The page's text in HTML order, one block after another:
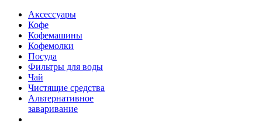
Аксессуары
Кофе
Кофемашины
Кофемолки
Посуда
Фильтры для воды
Чай
Чистящие средства
Альтернативное
заваривание